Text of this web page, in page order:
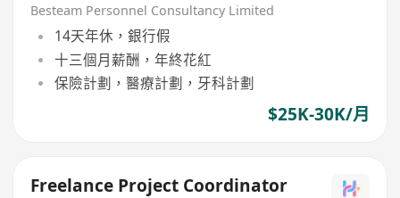
Besteam Personnel Consultancy Limited
14天年休，銀行假
十三個月薪酬，年終花紅
保險計劃，醫療計劃，牙科計劃
$25K-30K/月
Freelance Project Coordinator